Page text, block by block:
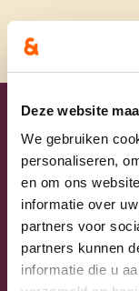
Deze website
We gebruiken
personaliseren,
en om ons
informatie over
partners voor
partners kunnen
informatie die u
Uw